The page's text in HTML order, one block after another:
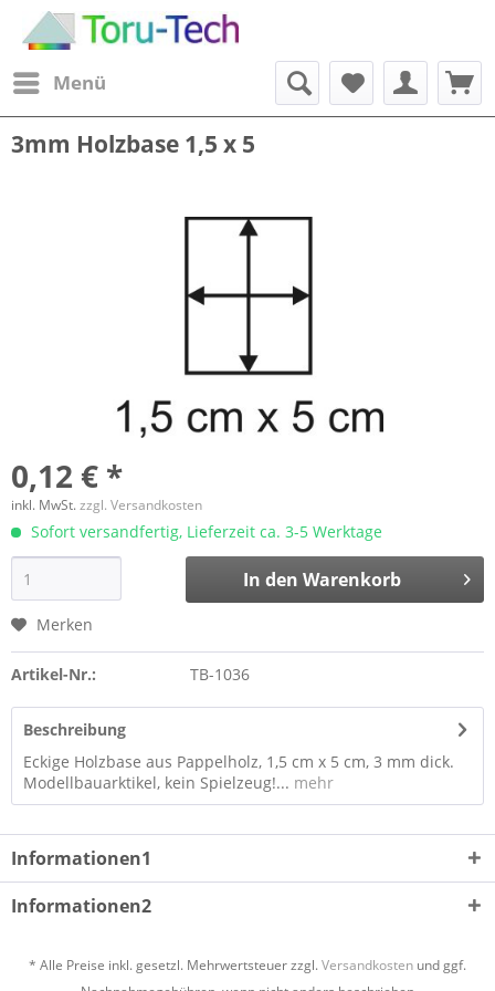
Menü
3mm Holzbase 1,5 x 5
0,12 € *
inkl. MwSt.zzgl. Versandkosten
Sofort versandfertig, Lieferzeit ca. 3-5 Werktage
In den Warenkorb
Merken
Artikel-Nr.: TB-1036
Beschreibung
Eckige Holzbase aus Pappelholz, 1,5 cm x 5 cm, 3 mm dick.
Modellbauarktikel, kein Spielzeug!... mehr
Informationen1
Informationen2
* Alle Preise inkl. gesetzl. Mehrwertsteuer zzgl.Versandkosten und ggf.